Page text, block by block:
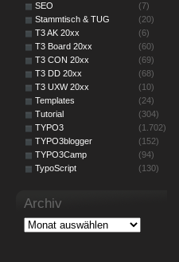
SEO
(7)
Stammtisch & TUG
(20)
T3 AK 20xx
(6)
T3 Board 20xx
(60)
T3 CON 20xx
(69)
T3 DD 20xx
(68)
T3 UXW 20xx
(10)
Templates
(24)
Tutorial
(304)
TYPO3
(1.702)
TYPO3blogger
(152)
TYPO3Camp
(94)
TypoScript
(130)
Archiv